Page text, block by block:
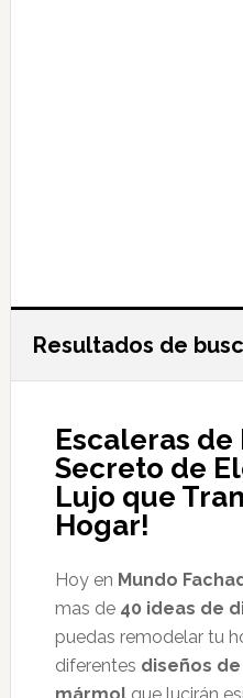
Resultados de
Escaleras de
Secreto de
Lujo que
Hogar!
Hoy en Mundo
mas de 40 ideas de
puedas remodelar tu
diferentes diseños